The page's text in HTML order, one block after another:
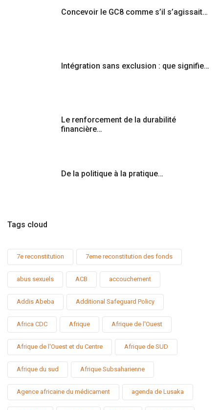
Concevoir le GC8 comme s’il s’agissait…
Intégration sans exclusion : que signifie…
Le renforcement de la durabilité
financière…
De la politique à la pratique…
Tags cloud
7e reconstitution 7eme reconstitution des fonds
abus sexuels ACB accouchement
Addis Abeba Additional Safeguard Policy
Africa CDC Afrique Afrique de l'Ouest
Afrique de l'Ouest et du Centre Afrique de SUD
Afrique du sud Afrique Subsaharienne
Agence africaine du médicament agenda de Lusaka